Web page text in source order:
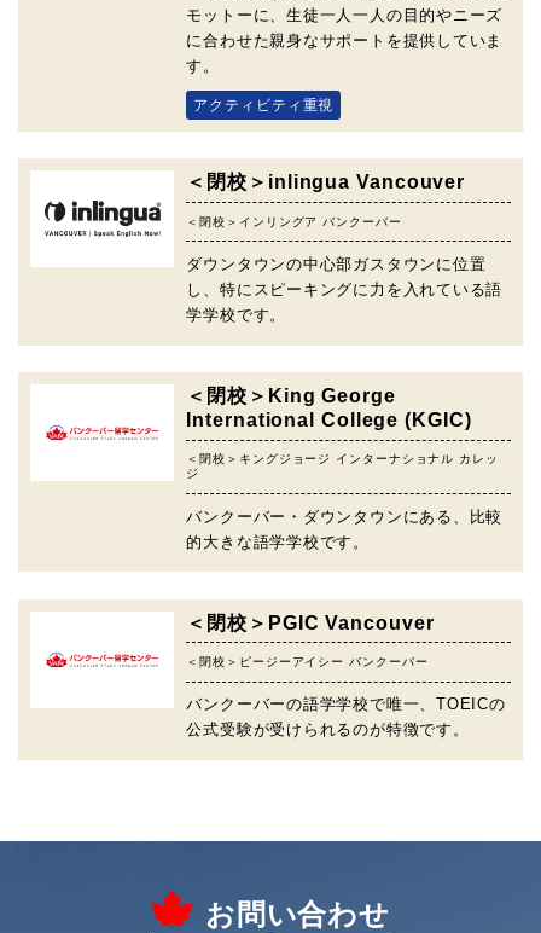
モットーに、生徒一人一人の目的やニーズ
に合わせた親身なサポートを提供していま
す。
アクティビティ重視
＜閉校＞inlingua Vancouver
＜閉校＞インリングア バンクーバー
ダウンタウンの中心部ガスタウンに位置
し、特にスピーキングに力を入れている語
学学校です。
＜閉校＞King George
International College (KGIC)
＜閉校＞キングジョージ インターナショナル カレッ
ジ
バンクーバー・ダウンタウンにある、比較
的大きな語学学校です。
＜閉校＞PGIC Vancouver
＜閉校＞ピージーアイシー バンクーバー
バンクーバーの語学学校で唯一、TOEICの
公式受験が受けられるのが特徴です。
お問い合わせ